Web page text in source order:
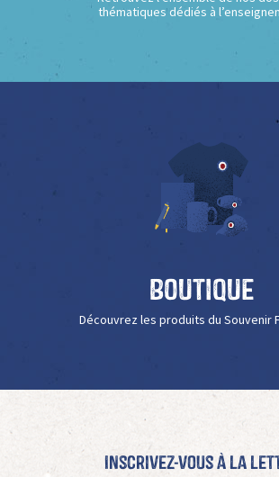
thématiques dédiés à
Boutique
Découvrez les produits du Souvenir
Inscrivez-vous à La